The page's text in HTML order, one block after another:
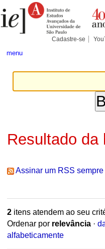
para
conteúdo.
Pessoais
Cadastre-se
menu
Resultado da
Assinar um RSS
2itens atendem ao seu
Ordenar por relevância ·
alfabeticamente